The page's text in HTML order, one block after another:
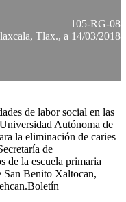
105-RG-08
Tlax., a 14/03/2018
de labor social en las
Autónoma de
la eliminación de caries
de
de la escuela primaria
San Benito Xaltocan,